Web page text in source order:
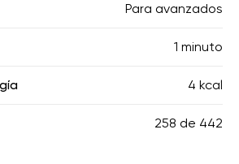
Para avanzados
1 minuto
4 kcal
258 de 442